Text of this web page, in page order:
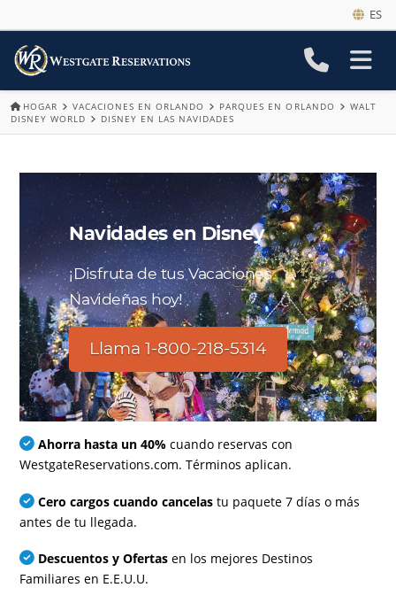
ES
HOGAR VACACIONES EN ORLANDO PARQUES EN ORLANDO
WALT
DISNEY WORLD
DISNEY EN LAS NAVIDADES
Navidades en Disney
¡Disfruta de tus Vacaciones
Navideñas hoy!
Llama 1-800-218-5314
Ahorra hasta un 40% cuando reservas con
WestgateReservations.com. Términos aplican.
Cero cargos cuando cancelas tu paquete 7 días o más
antes de tu llegada.
Descuentos y Ofertas en los mejores Destinos
Familiares en E.E.U.U.